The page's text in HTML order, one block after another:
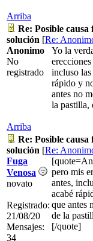
Arriba
Re: Posible causa
solución [Re:
Anonimo
No
registrado
Yo la
incluso las
rápido y
antes no
la pastilla,
Arriba
Re: Posible causa
solución [Re:
Fuga
Venosa
novato
Registrado:
21/08/20
Mensajes:
34
pero mis
antes,
acabé
que antes
de la
[/quote]